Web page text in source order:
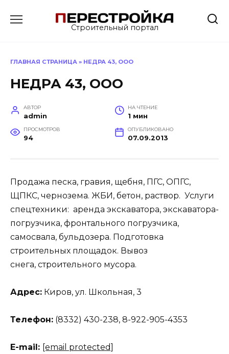
Строительный портал
ГЛАВНАЯ СТРАНИЦА » НЕДРА 43, ООО
НЕДРА 43, ООО
АВТОР
admin
НА ЧТЕНИЕ
1 мин
ПРОСМОТРОВ
94
ОПУБЛИКОВАНО
07.09.2013
Продажа песка, гравия, щебня, ПГС, ОПГС,
ЩПКС, чернозема. ЖБИ, бетон, раствор. Услуги
спецтехники: аренда экскаватора, экскаватора-
погрузчика, фронтального погрузчика,
самосвала, бульдозера. Подготовка
строительных площадок. Вывоз
снега, строительного мусора.
Адрес: Киров, ул. Школьная, 3
Телефон: (8332) 430-238, 8-922-905-4353
E-mail: [email protected]